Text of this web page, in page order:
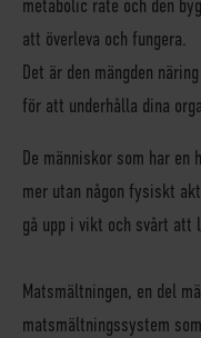
metabolic rate och den
att överleva och fungera.
Det är den mängden
för att underhålla dina
De människor som har en
mer utan någon fysiskt
gå upp i vikt och svårt att
Matsmältningen, en del
matsmältningssystem